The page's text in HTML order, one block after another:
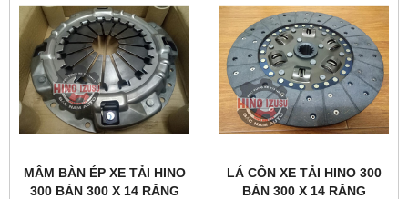
MÂM BÀN ÉP XE TẢI HINO
300 BẢN 300 X 14 RĂNG
LÁ CÔN XE TẢI HINO 300
BẢN 300 X 14 RĂNG